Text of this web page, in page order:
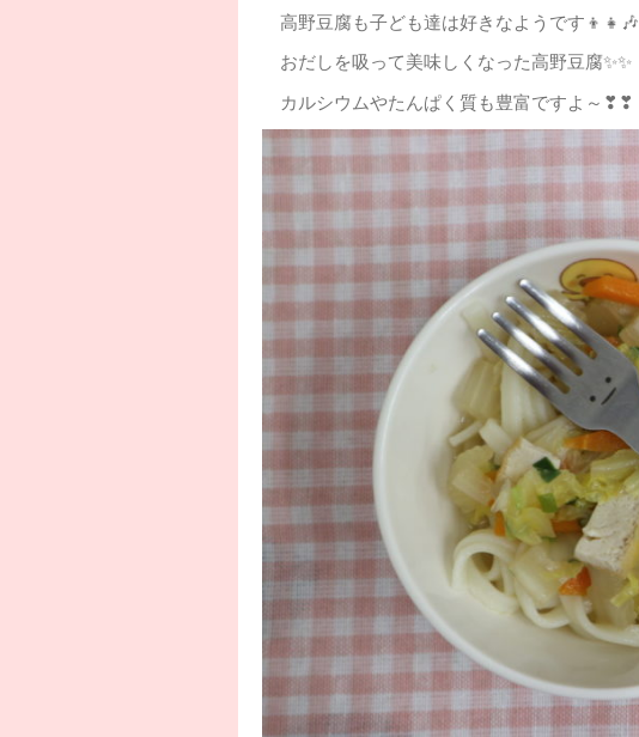
高野豆腐も子ども達は好きなようです👦👧🎶
おだしを吸って美味しくなった高野豆腐✨✨
カルシウムやたんぱく質も豊富ですよ～❣❣